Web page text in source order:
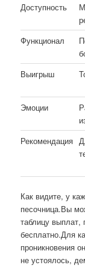
Доступность
Функционал
Выигрыш
Эмоции
Рекомендация
Как видите, у
песочница.Вы
таблицу выплат,
бесплатно.Для
проникновения
не устоялось,